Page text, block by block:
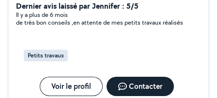
réactive, soigneuse et efficace , je serai à même de
réaliser au mieux vos travaux. Travaillant sur Dinard et St
Malo, j'ai un rayon d'action assez large. Merci à vous.
Dernier avis laissé par Jennifer : 5/5
Il y a plus de 6 mois
de très bon conseils ,en attente de mes petits travaux réalisés
Petits travaux
Voir le profil Contacter